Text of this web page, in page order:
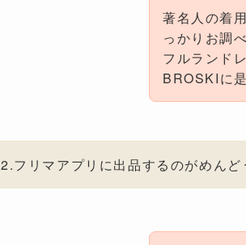
著名人の着
っかりお調
フルランド
BROSKIに
2.フリマアプリに出品するのがめんど